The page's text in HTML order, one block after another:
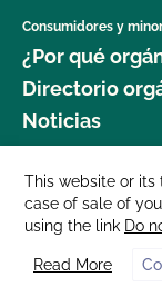
Consumidores y
¿Por qué
Directorio
Noticias
Donar
Carreras
Sala de prensa
Contáctenos
This website or
case of sale of
using the link Do
Read More